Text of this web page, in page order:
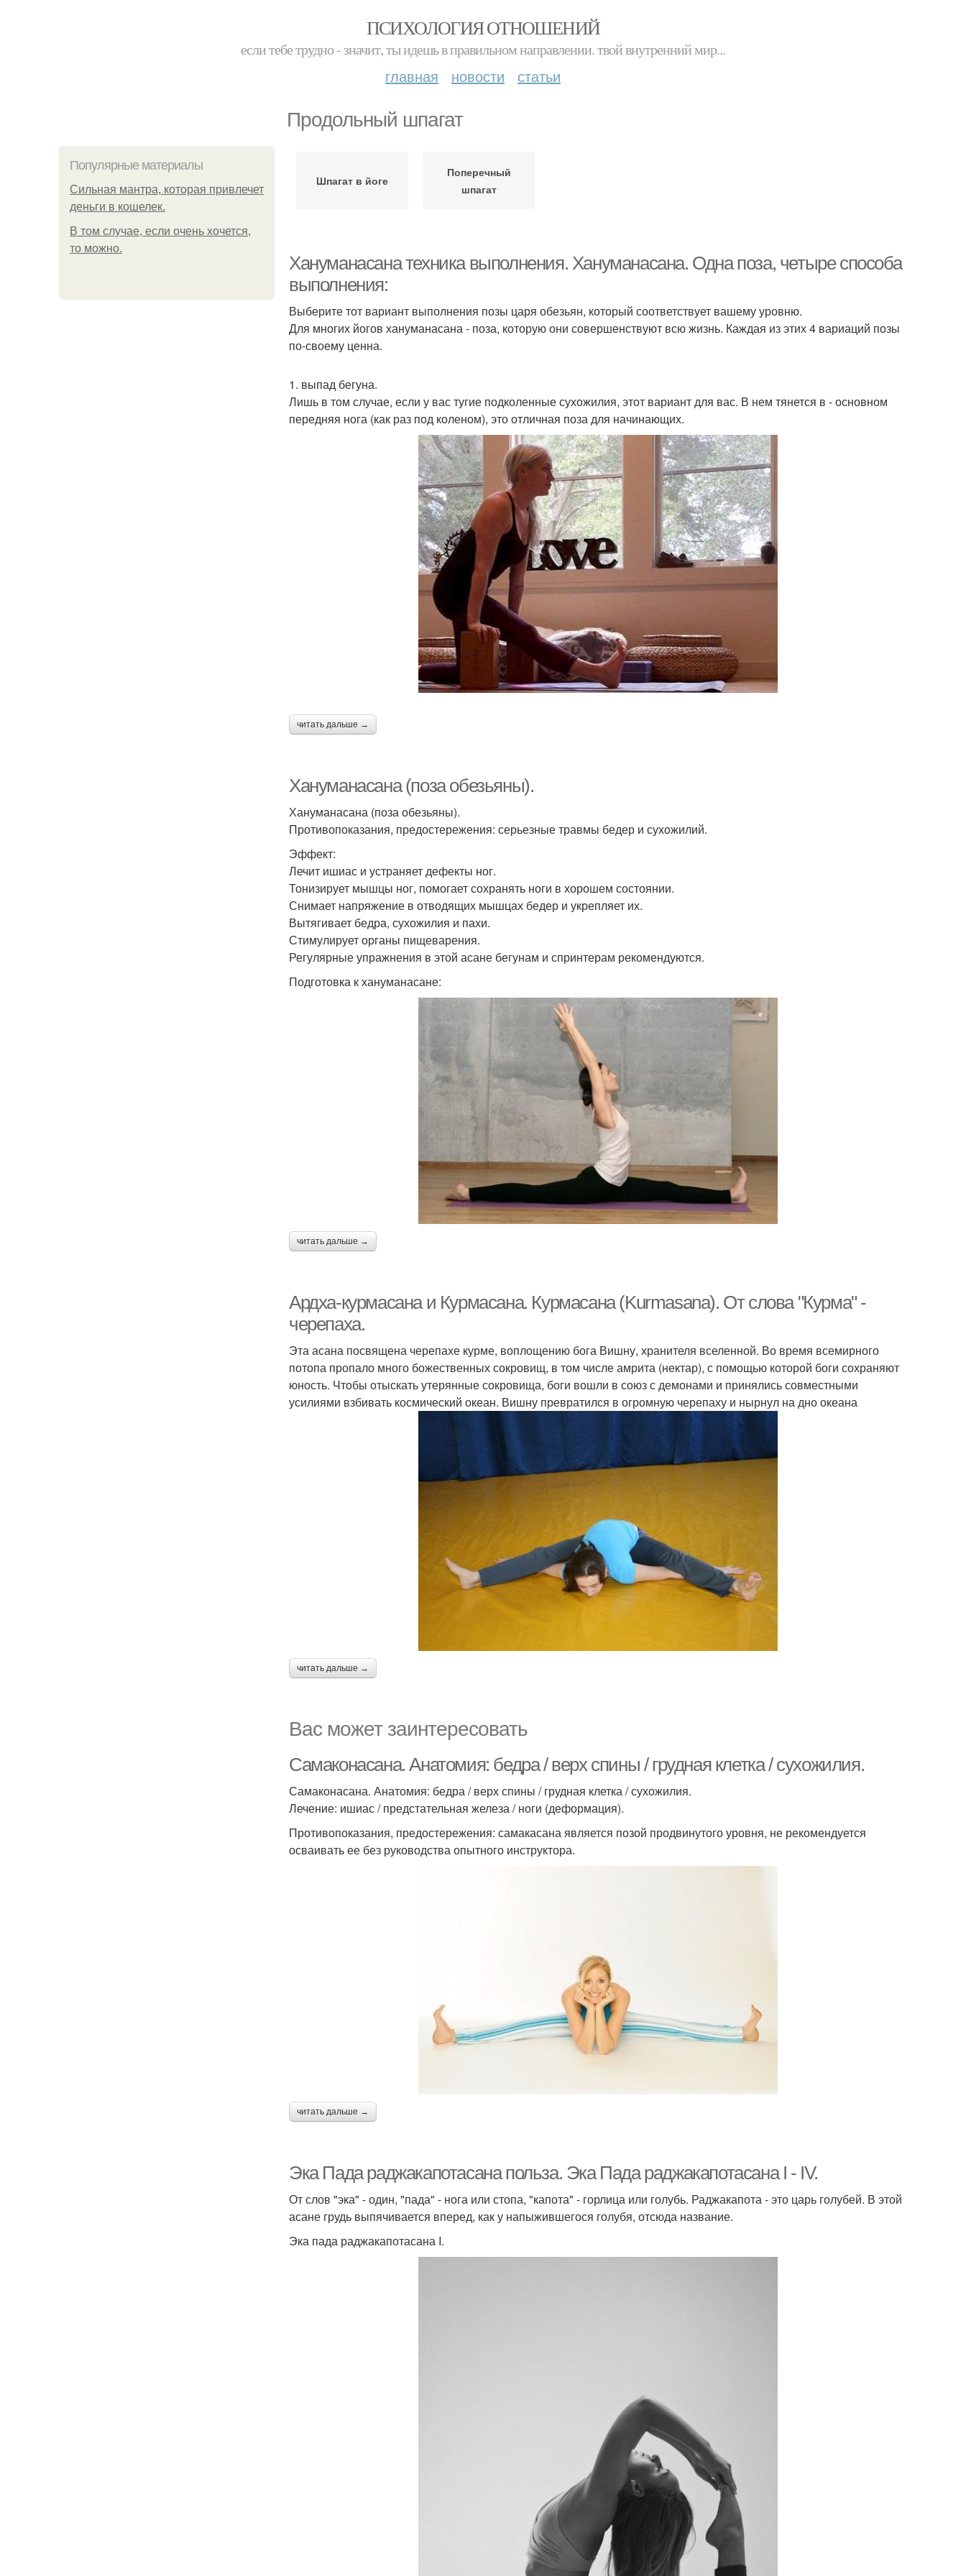
ПСИХОЛОГИЯ ОТНОШЕНИЙ
если тебе трудно - значит, ты идешь в правильном направлении. твой внутренний мир...
главная новости статьи
Продольный шпагат
Популярные материалы
Сильная мантра, которая привлечет
деньги в кошелек.
В том случае, если очень хочется,
то можно.
Шпагат в йоге
Поперечный
шпагат
Хануманасана техника выполнения. Хануманасана. Одна поза, четыре способа
выполнения:
Выберите тот вариант выполнения позы царя обезьян, который соответствует вашему уровню.
Для многих йогов хануманасана - поза, которую они совершенствуют всю жизнь. Каждая из этих 4 вариаций позы
по-своему ценна.
1. выпад бегуна.
Лишь в том случае, если у вас тугие подколенные сухожилия, этот вариант для вас. В нем тянется в - основном
передняя нога (как раз под коленом), это отличная поза для начинающих.
читать дальше →
Хануманасана (поза обезьяны).
Хануманасана (поза обезьяны).
Противопоказания, предостережения: серьезные травмы бедер и сухожилий.
Эффект:
Лечит ишиас и устраняет дефекты ног.
Тонизирует мышцы ног, помогает сохранять ноги в хорошем состоянии.
Снимает напряжение в отводящих мышцах бедер и укрепляет их.
Вытягивает бедра, сухожилия и пахи.
Стимулирует органы пищеварения.
Регулярные упражнения в этой асане бегунам и спринтерам рекомендуются.
Подготовка к хануманасане:
читать дальше →
Ардха-курмасана и Курмасана. Курмасана (Kurmasana). От слова "Курма" -
черепаха.
Эта асана посвящена черепахе курме, воплощению бога Вишну, хранителя вселенной. Во время всемирного
потопа пропало много божественных сокровищ, в том числе амрита (нектар), с помощью которой боги сохраняют
юность. Чтобы отыскать утерянные сокровища, боги вошли в союз с демонами и принялись совместными
усилиями взбивать космический океан. Вишну превратился в огромную черепаху и нырнул на дно океана
читать дальше →
Вас может заинтересовать
Самаконасана. Анатомия: бедра / верх спины / грудная клетка / сухожилия.
Самаконасана. Анатомия: бедра / верх спины / грудная клетка / сухожилия.
Лечение: ишиас / предстательная железа / ноги (деформация).
Противопоказания, предостережения: самакасана является позой продвинутого уровня, не рекомендуется
осваивать ее без руководства опытного инструктора.
читать дальше →
Эка Пада раджакапотасана польза. Эка Пада раджакапотасана I - IV.
От слов "эка" - один, "пада" - нога или стопа, "капота" - горлица или голубь. Раджакапота - это царь голубей. В этой
асане грудь выпячивается вперед, как у напыжившегося голубя, отсюда название.
Эка пада раджакапотасана I.